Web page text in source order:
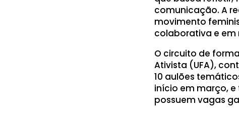
comunicação. A
movimento
colaborativa e em
O circuito de
Ativista (UFA),
10 aulões
início em março,
possuem vagas